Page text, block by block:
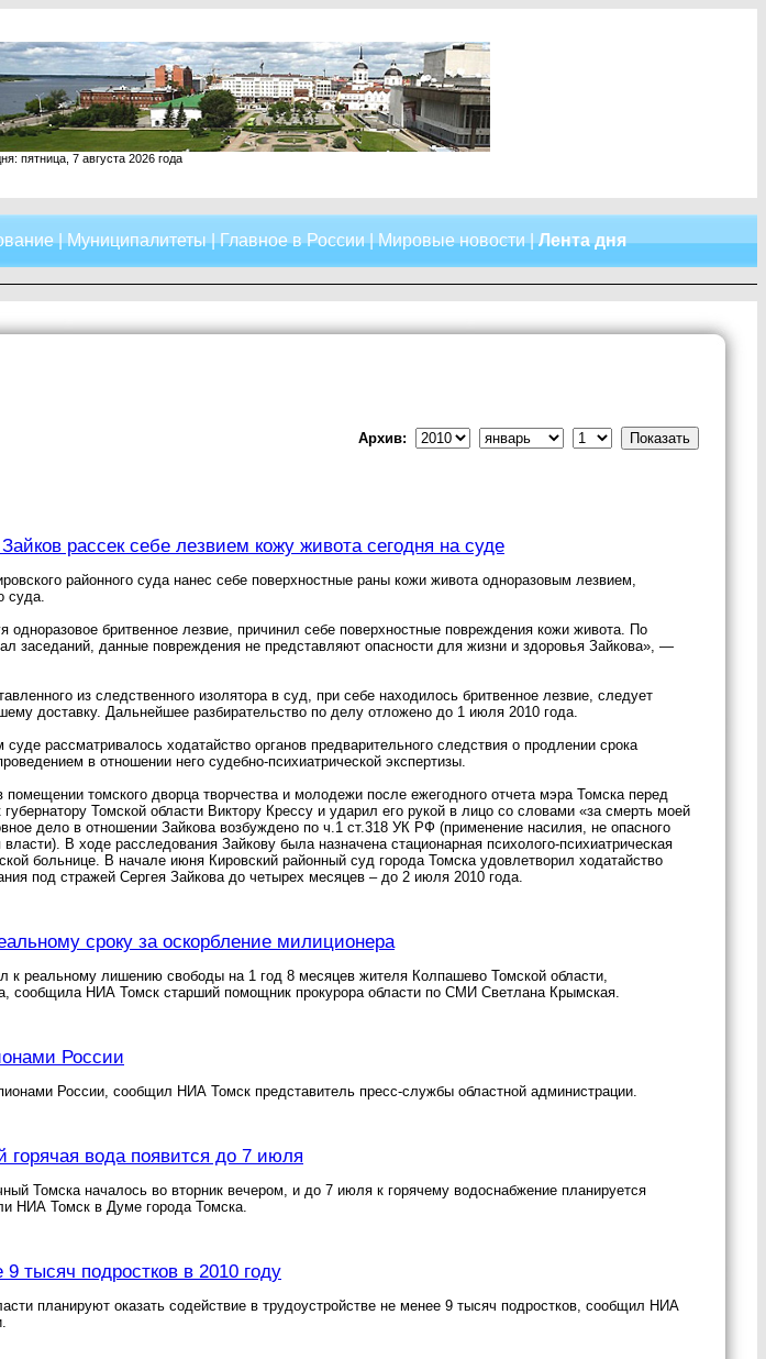
пятница, 7 августа 2026 года
|Муниципалитеты|Главное в России|Мировые новости|Лента дня
Архив:
рассек себе лезвием кожу живота сегодня на суде
районного суда нанес себе поверхностные раны кожи живота одноразовым лезвием,
суда.
одноразовое бритвенное лезвие, причинил себе поверхностные повреждения кожи живота. По
заседаний, данные повреждения не представляют опасности для жизни и здоровья Зайкова», —
из следственного изолятора в суд, при себе находилось бритвенное лезвие, следует
доставку. Дальнейшее разбирательство по делу отложено до 1 июля 2010 года.
рассматривалось ходатайство органов предварительного следствия о продлении срока
в отношении него судебно-психиатрической экспертизы.
томского дворца творчества и молодежи после ежегодного отчета мэра Томска перед
Томской области Виктору Крессу и ударил его рукой в лицо со словами «за смерть моей
дело в отношении Зайкова возбуждено по ч.1 ст.318 УК РФ (применение насилия, не опасного
В ходе расследования Зайкову была назначена стационарная психолого-психиатрическая
больнице. В начале июня Кировский районный суд города Томска удовлетворил ходатайство
под стражей Сергея Зайкова до четырех месяцев – до 2 июля 2010 года.
сроку за оскорбление милиционера
к реальному лишению свободы на 1 год 8 месяцев жителя Колпашево Томской области,
сообщила НИА Томск старший помощник прокурора области по СМИ Светлана Крымская.
России
России, сообщил НИА Томск представитель пресс-службы областной администрации.
вода появится до 7 июля
Томска началось во вторник вечером, и до 7 июля к горячему водоснабжение планируется
НИА Томск в Думе города Томска.
тысяч подростков в 2010 году
планируют оказать содействие в трудоустройстве не менее 9 тысяч подростков, сообщил НИА